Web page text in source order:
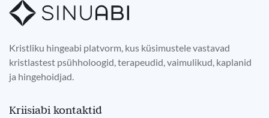
Kristliku hingeabi platvorm, kus küsimustele vastavad
kristlastest psühholoogid, terapeudid, vaimulikud, kaplanid
ja hingehoidjad.
Kriisiabi kontaktid